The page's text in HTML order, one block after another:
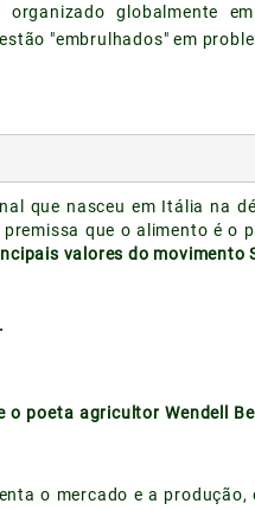
globalmente
"embrulhados" em
que nasceu em Itália na
que o alimento é o
valores do movimento
o poeta agricultor Wendell
o mercado e a